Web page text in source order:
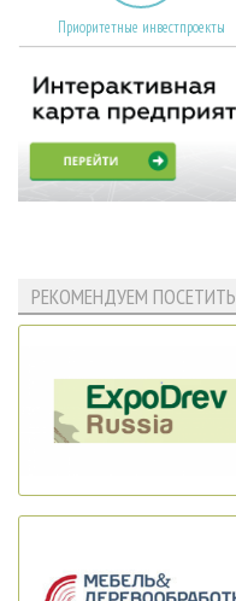
Приоритетные инвестпроекты
РЕКОМЕНДУЕМ ПОСЕТИТЬ